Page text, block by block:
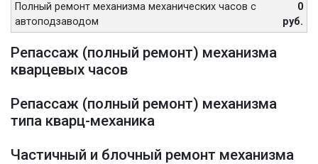
Полный ремонт механизма механических часов с
автоподзаводом
0
руб.
Репассаж (полный ремонт) механизма
кварцевых часов
Репассаж (полный ремонт) механизма
типа кварц-механика
Частичный и блочный ремонт механизма